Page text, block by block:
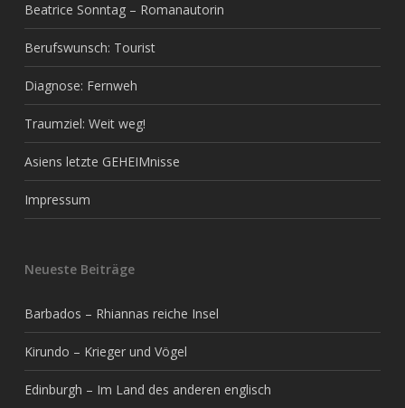
Beatrice Sonntag – Romanautorin
Berufswunsch: Tourist
Diagnose: Fernweh
Traumziel: Weit weg!
Asiens letzte GEHEIMnisse
Impressum
Neueste Beiträge
Barbados – Rhiannas reiche Insel
Kirundo – Krieger und Vögel
Edinburgh – Im Land des anderen englisch